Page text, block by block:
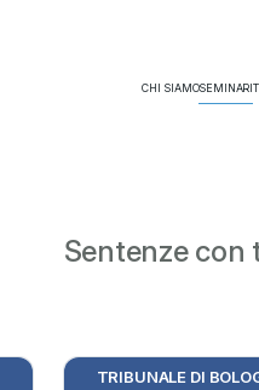
CHI SIAMOSEMINARI
Sentenze con
TRIBUNALE DI